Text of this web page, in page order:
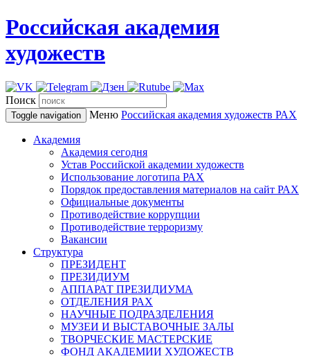
Российская академия
художеств
Поиск
Toggle navigation Меню Российская академия художеств РАХ
Академия
Академия сегодня
Устав Российской академии художеств
Использование логотипа РАХ
Порядок предоставления материалов на сайт РАХ
Официальные документы
Противодействие коррупции
Противодействие терроризму
Вакансии
Структура
ПРЕЗИДЕНТ
ПРЕЗИДИУМ
АППАРАТ ПРЕЗИДИУМА
ОТДЕЛЕНИЯ РАХ
НАУЧНЫЕ ПОДРАЗДЕЛЕНИЯ
МУЗЕИ И ВЫСТАВОЧНЫЕ ЗАЛЫ
ТВОРЧЕСКИЕ МАСТЕРСКИЕ
ФОНД АКАДЕМИИ ХУДОЖЕСТВ